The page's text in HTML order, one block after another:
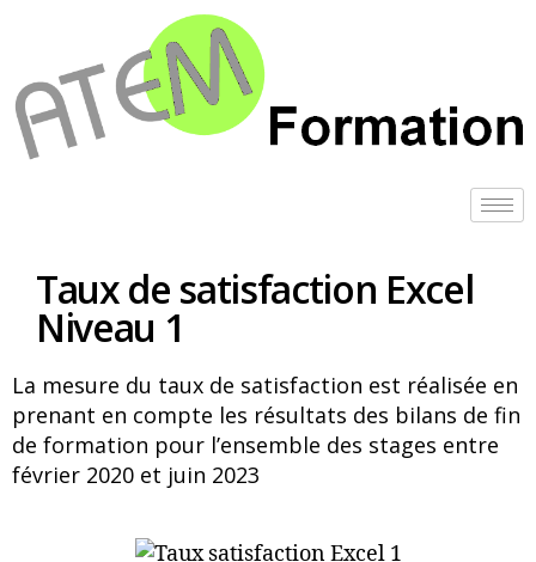
Taux de satisfaction Excel
Niveau 1
La mesure du taux de satisfaction est réalisée en
prenant en compte les résultats des bilans de fin
de formation pour l’ensemble des stages entre
février 2020 et juin 2023